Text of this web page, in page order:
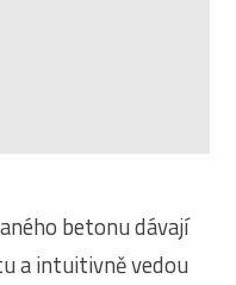
betonu dávají
a intuitivně vedou